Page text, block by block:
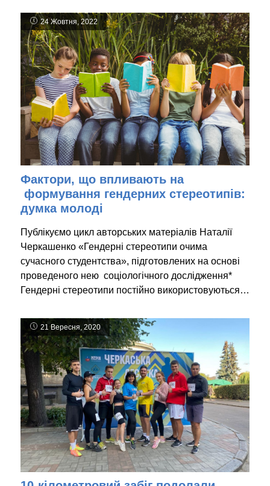
24 Жовтня, 2022
Фактори, що впливають на
формування гендерних стереотипів:
думка молоді
Публікуємо цикл авторських матеріалів Наталії
Черкашенко «Гендерні стереотипи очима
сучасного студентства», підготовлених на основі
проведеного нею соціологічного дослідження*
Гендерні стереотипи постійно використовуються…
21 Вересня, 2020